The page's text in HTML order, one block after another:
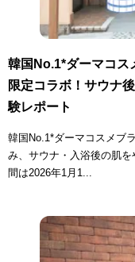
韓国No.1*ダーマコス
限定コラボ！サウナ
験レポート
韓国No.1*ダーマコスメブ
み、サウナ・入浴後の肌
間は2026年1月1...